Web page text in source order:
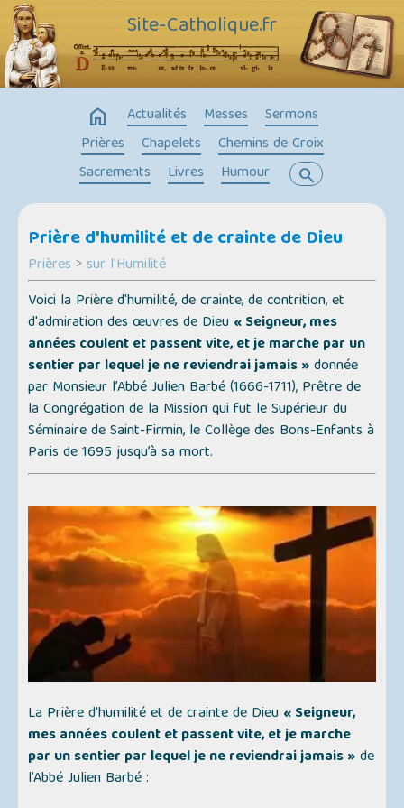
Site-Catholique.fr
home Actualités Messes
Sermons
Prières
Chapelets
Chemins de Croix
Sacrements
Livres Humour search
Prière d'humilité et de crainte de Dieu
Prières >sur l'Humilité
Voici la Prière d'humilité, de crainte, de contrition, et
d'admiration des œuvres de Dieu « Seigneur, mes
années coulent et passent vite, et je marche par un
sentier par lequel je ne reviendrai jamais »donnée
par Monsieur l’Abbé Julien Barbé (1666-1711), Prêtre de
la Congrégation de la Mission qui fut le Supérieur du
Séminaire de Saint-Firmin, le Collège des Bons-Enfants à
Paris de 1695 jusqu’à sa mort.
La Prière d'humilité et de crainte de Dieu « Seigneur,
mes années coulent et passent vite, et je marche
par un sentier par lequel je ne reviendrai jamais »de
l’Abbé Julien Barbé :